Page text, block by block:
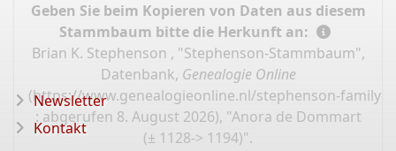
Geben Sie beim Kopieren von Daten aus diesem
Stammbaum bitte die Herkunft an:
Brian K. Stephenson , "Stephenson-Stammbaum",
Datenbank, Genealogie Online
(https://www.genealogieonline.nl/stephenson-family-
: abgerufen 8. August 2026), "Anora de Dommart
(± 1128-> 1194)".
Newsletter
Kontakt